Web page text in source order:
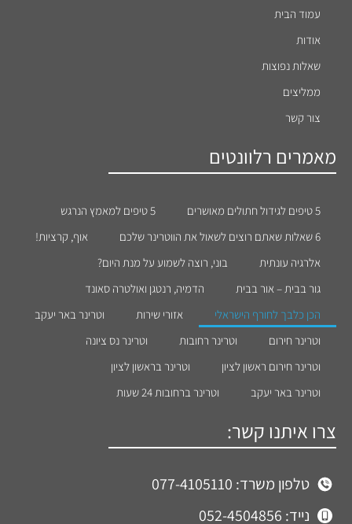
עמוד הבית
אודות
שאלות נפוצות
ממליצים
צור קשר
מאמרים רלוונטים
5 טיפים לגידול חתולים מאושרים
5 טיפים למאמץ הנרגש
6 שאלות שאתם רוצים לשאול את הווטרינר שלכם
אוף, קרציות!
אלרגיה עונתית
בוני, רוצה לשמוע על מנת היום?
גור בבית – אור בבית
הדמיה, רנטגן ואולטרה סאונד
הכן כלבך לחורף הישראלי
אזורי שירות
וטרינר באר יעקב
וטרינר חירום
וטרינר רחובות
וטרינר נס ציונה
וטרינר חירום ראשון לציון
וטרינר בראשון לציון
וטרינר באר יעקב
וטרינר ברחובות 24 שעות
צרו איתנו קשר:
טלפון משרד: 077-4105110
נייד: 052-4504856